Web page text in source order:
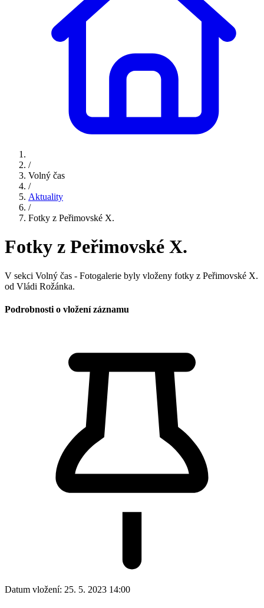
/
Volný čas
/
Aktuality
/
Fotky z Peřimovské X.
Fotky z Peřimovské X.
V sekci Volný čas - Fotogalerie byly vloženy fotky z Peřimovské X.
od Vládi Rožánka.
Podrobnosti o vložení záznamu
Datum vložení: 25. 5. 2023 14:00